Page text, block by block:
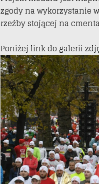
zgody na wykorzystanie
rzeźby stojącej na
Poniżej link do galerii